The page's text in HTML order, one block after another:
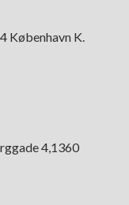
København K.
4,1360